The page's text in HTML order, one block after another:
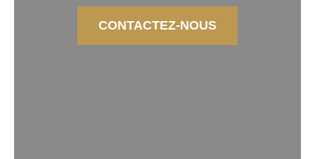
CONTACTEZ-NOUS